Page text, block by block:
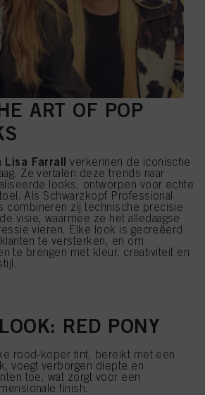
ART OF POP
Lisa Farrall verkennen de iconische
Ze vertalen deze trends naar
looks, ontworpen voor echte
Als Schwarzkopf Professional
combineren zij technische precisie
visie, waarmee ze het alledaagse
vieren. Elke look is gecreëerd
te versterken, en om
te brengen met kleur, creativiteit en
RED PONY
rood-koper tint, bereikt met een
voegt verborgen diepte en
toe, wat zorgt voor een
finish.